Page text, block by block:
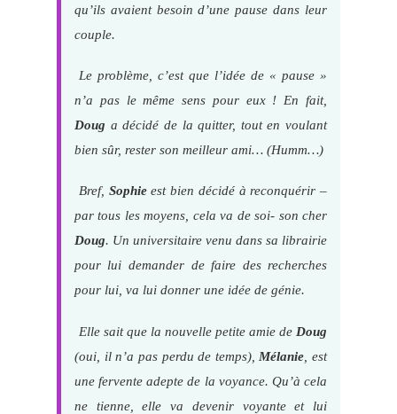
qu’ils avaient besoin d’une pause dans leur
couple.
Le problème, c’est que l’idée de « pause »
n’a pas le même sens pour eux ! En fait,
Doug a décidé de la quitter, tout en voulant
bien sûr, rester son meilleur ami… (Humm…)
Bref, Sophieest bien décidé à reconquérir –
par tous les moyens, cela va de soi- son cher
Doug. Un universitaire venu dans sa librairie
pour lui demander de faire des recherches
pour lui, va lui donner une idée de génie.
Elle sait que la nouvelle petite amie de Doug
(oui, il n’a pas perdu de temps), Mélanie , est
une fervente adepte de la voyance. Qu’à cela
ne tienne, elle va devenir voyante et lui